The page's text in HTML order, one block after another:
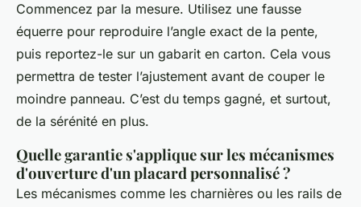
Commencez par la mesure. Utilisez une fausse
équerre pour reproduire l’angle exact de la pente,
puis reportez-le sur un gabarit en carton. Cela vous
permettra de tester l’ajustement avant de couper le
moindre panneau. C’est du temps gagné, et surtout,
de la sérénité en plus.
Quelle garantie s'applique sur les mécanismes
d'ouverture d'un placard personnalisé ?
Les mécanismes comme les charnières ou les rails de